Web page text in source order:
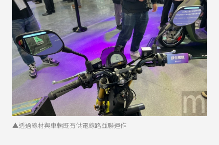
▲透過線材與車輛既有供電線路並聯運作